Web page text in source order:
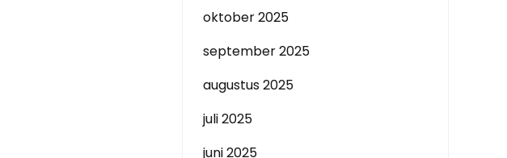
oktober 2025
september 2025
augustus 2025
juli 2025
juni 2025